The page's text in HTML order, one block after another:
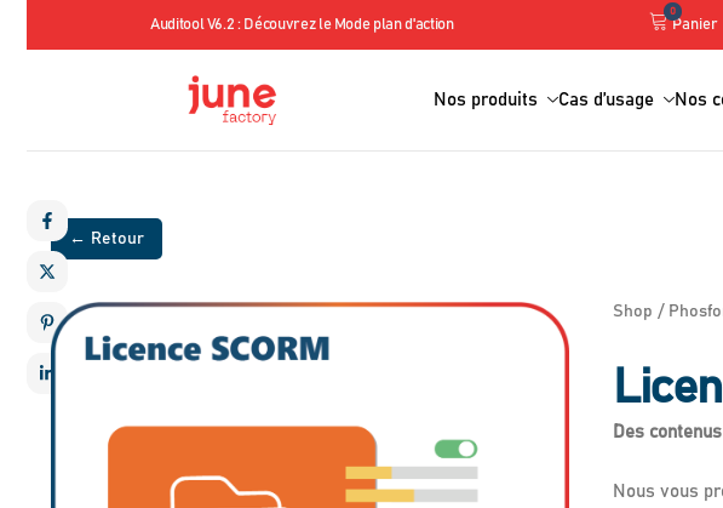
Auditool V6.2 : Découvrez le Mode plan d'action Panier
0
Nos produits Cas d’usage Nos
← Retour
Shop /
Des
Nous vous